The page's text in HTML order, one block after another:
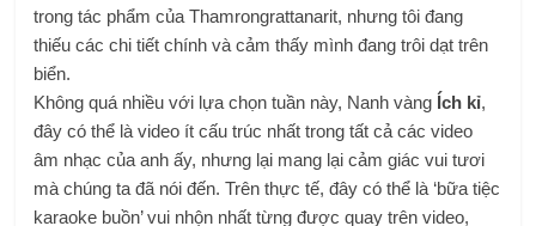
trong tác phẩm của Thamrongrattanarit, nhưng tôi đang
thiếu các chi tiết chính và cảm thấy mình đang trôi dạt trên
biển.
Không quá nhiều với lựa chọn tuần này, Nanh vàng Ích kỉ,
đây có thể là video ít cấu trúc nhất trong tất cả các video
âm nhạc của anh ấy, nhưng lại mang lại cảm giác vui tươi
mà chúng ta đã nói đến. Trên thực tế, đây có thể là ‘bữa tiệc
karaoke buồn’ vui nhộn nhất từng được quay trên video,